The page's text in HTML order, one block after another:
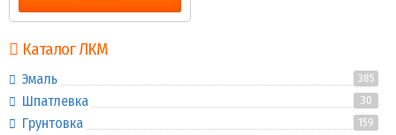
Каталог ЛКМ
Эмаль 385
Шпатлевка 30
Грунтовка 159